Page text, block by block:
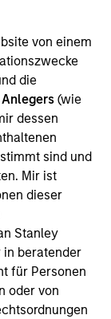
von einem
die
Anlegers(wie
dessen
sind und
Mir ist
dieser
Stanley
in beratender
für Personen
oder von
player in
focuses
drug
of